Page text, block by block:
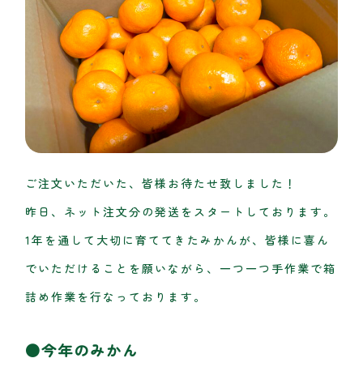
ご注文いただいた、皆様お​待たせ致しました！
昨日、ネット注文分の発送をスタートしております。
1年を通して大切に育ててきたみかんが、皆様に喜ん
でいただけることを願いながら、一つ一つ手作業で箱
詰め作業を行なっております。
●今年のみかん